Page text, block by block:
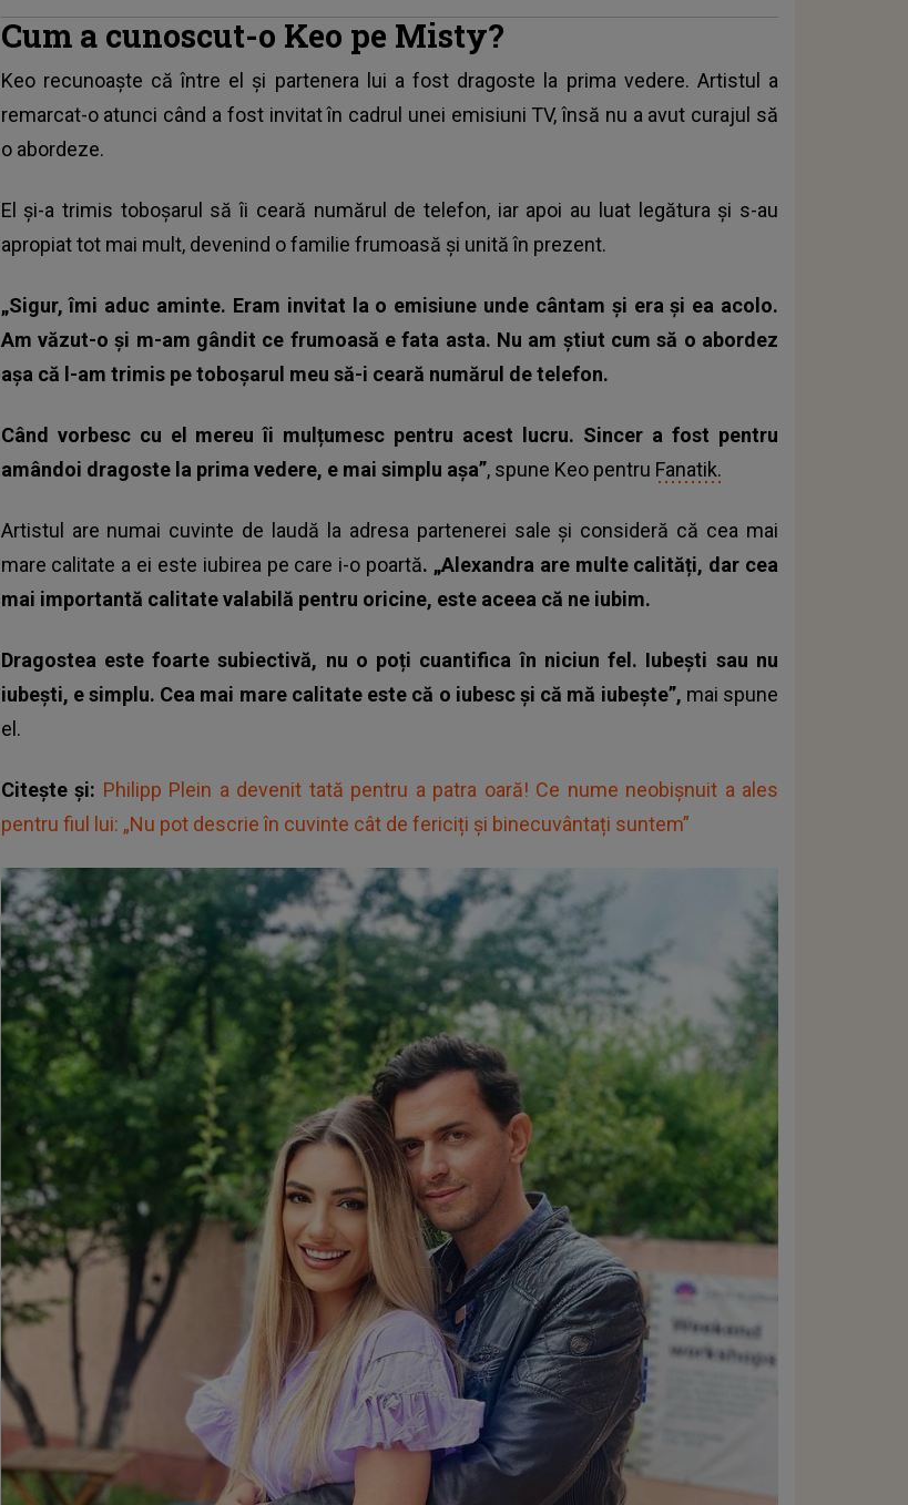
Cum a cunoscut-o Keo pe Misty?
Keorecunoaște că între el și partenera lui a fost dragoste la prima vedere. Artistul a
remarcat-o atunci când a fost invitat în cadrul unei emisiuni TV, însă nu a avut curajul să
o abordeze.
El și-a trimis toboșarul să îi ceară numărul de telefon, iar apoi au luat legătura și s-au
apropiat tot mai mult, devenind o familie frumoasă și unită în prezent.
„Sigur, îmi aduc aminte. Eram invitat la o emisiune unde cântam și era și ea acolo.
Am văzut-o și m-am gândit ce frumoasă e fata asta. Nu am știut cum să o abordez
așa că l-am trimis pe toboșarul meu să-i ceară numărul de telefon.
Când vorbesc cu el mereu îi mulțumesc pentru acest lucru. Sincer a fost pentru
amândoi dragoste la prima vedere, e mai simplu așa”, spune Keo pentru Fanatik.
Artistul are numai cuvinte de laudă la adresa partenerei sale și consideră că cea mai
mare calitate a ei este iubirea pe care i-o poartă. „Alexandra are multe calități, dar cea
mai importantă calitate valabilă pentru oricine, este aceea că ne iubim.
Dragostea este foarte subiectivă, nu o poți cuantifica în niciun fel. Iubești sau nu
iubești, e simplu. Cea mai mare calitate este că o iubesc și că mă iubește”, mai spune
el.
Citește și: Philipp Plein a devenit tată pentru a patra oară! Ce nume neobișnuit a ales
pentru fiul lui: „Nu pot descrie în cuvinte cât de fericiți și binecuvântați suntem”